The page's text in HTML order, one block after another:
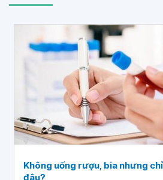
Không uống rượu, bia nhưng
đâu?